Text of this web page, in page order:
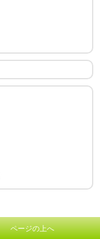
ページの上へ